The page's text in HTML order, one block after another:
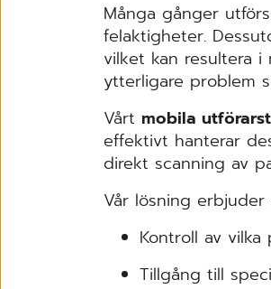
Många gånger
felaktigheter.
vilket kan ­resultera
ytterligare ­problem
Vårt mobila
effektivt hanterar
direkt scanning av
Vår ­lösning
Kontroll av vilka
Tillgång till